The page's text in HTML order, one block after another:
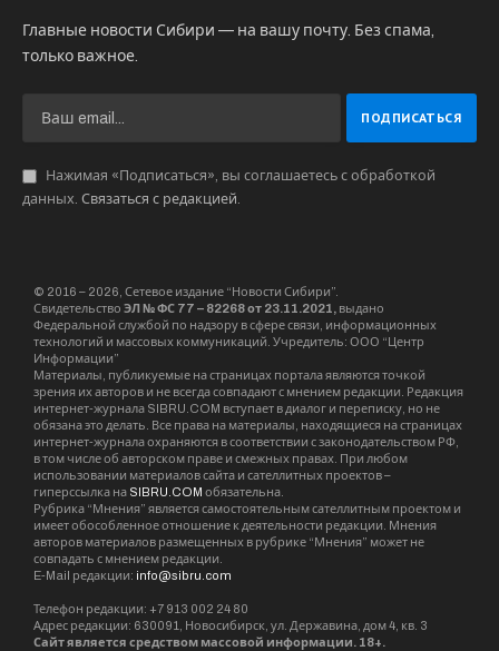
Главные новости Сибири — на вашу почту. Без спама,
только важное.
Нажимая «Подписаться», вы соглашаетесь с обработкой
данных. Связаться с редакцией.
© 2016 – 2026, Сетевое издание “Новости Сибири”.
Свидетельство ЭЛ № ФС 77 – 82268 от 23.11.2021, выдано
Федеральной службой по надзору в сфере связи, информационных
технологий и массовых коммуникаций. Учредитель: ООО “Центр
Информации”
Материалы, публикуемые на страницах портала являются точкой
зрения их авторов и не всегда совпадают с мнением редакции. Редакция
интернет-журнала SIBRU.COM вступает в диалог и переписку, но не
обязана это делать. Все права на материалы, находящиеся на страницах
интернет-журнала охраняются в соответствии с законодательством РФ,
в том числе об авторском праве и смежных правах. При любом
использовании материалов сайта и сателлитных проектов –
гиперссылка на SIBRU.COM обязательна.
Рубрика “Мнения” является самостоятельным сателлитным проектом и
имеет обособленное отношение к деятельности редакции. Мнения
авторов материалов размещенных в рубрике “Мнения” может не
совпадать с мнением редакции.
E-Mail редакции: info@sibru.com
Телефон редакции: +7 913 002 24 80
Адрес редакции: 630091, Новосибирск, ул. Державина, дом 4, кв. 3
Сайт является средством массовой информации. 18+.